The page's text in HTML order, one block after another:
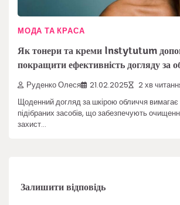
МОДА ТА КРАСА
Як тонери та креми Instytutum
покращити ефективність догляду за
Руденко Олеся 21.02.2025 2 хв
Щоденний догляд за шкірою обличчя
підібраних засобів, що забезпечують
захист…
Залишити відповідь